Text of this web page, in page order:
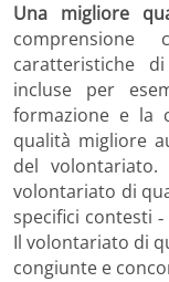
Una migliore
caratteristiche
incluse per
formazione e la
qualità migliore
del
volontariato di
specifici contesti
Il volontariato di
congiunte e